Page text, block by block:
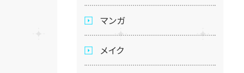
マンガ
メイク